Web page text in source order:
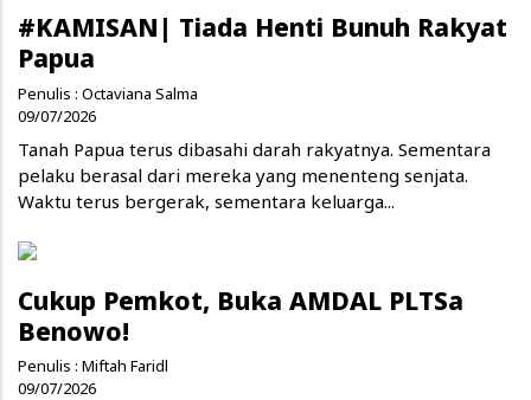
#KAMISAN| Tiada Henti Bunuh Rakyat
Papua
Penulis : Octaviana Salma
09/07/2026
Tanah Papua terus dibasahi darah rakyatnya. Sementara
pelaku berasal dari mereka yang menenteng senjata.
Waktu terus bergerak, sementara keluarga...
Cukup Pemkot, Buka AMDAL PLTSa
Benowo!
Penulis : Miftah Faridl
09/07/2026